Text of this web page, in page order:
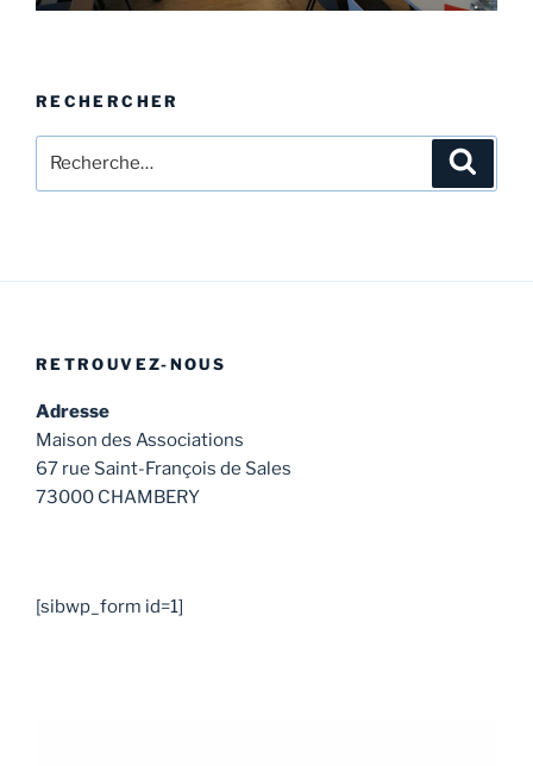
RECHERCHER
pour
RETROUVEZ-NOUS
Adresse
Maison des Associations
67 rue Saint-François de Sales
73000 CHAMBERY
[sibwp_form id=1]